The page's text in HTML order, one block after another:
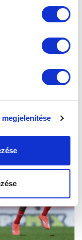
megjelenítése